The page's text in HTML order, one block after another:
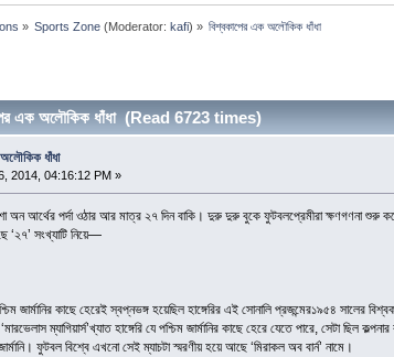
» Sports Zone (Moderator:kafi) » বিশ্বকাপের এক অলৌকিক ধাঁধা
এক অলৌকিক ধাঁধা (Read 6723 times)
ধাঁধা
2014, 04:16:12 PM »
অন আর্থের পর্দা ওঠার আর মাত্র ২৭ দিন বাকি। দুরু দুরু বুকে ফুটবলপ্রেমীরা ক্ষণগণনা শুরু
‘২৭’ সংখ্যাটি নিয়ে—
জার্মানির কাছে হেরেই স্বপ্নভঙ্গ হয়েছিল হাঙ্গেরির এই সোনালি প্রজন্মের১৯৫৪
ম্যাগিয়ার্স’খ্যাত হাঙ্গেরি যে পশ্চিম জার্মানির কাছে হেরে যেতে পারে, সেটা ছিল
ফুটবল বিশ্বে এখনো সেই ম্যাচটা স্মরণীয় হয়ে আছে ‘মিরাকল অব বার্ন’ নামে।